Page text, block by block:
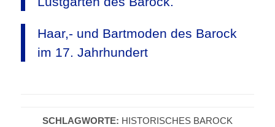
Haar,- und Bartmoden des Barock
im 17. Jahrhundert
SCHLAGWORTE: HISTORISCHES BAROCK